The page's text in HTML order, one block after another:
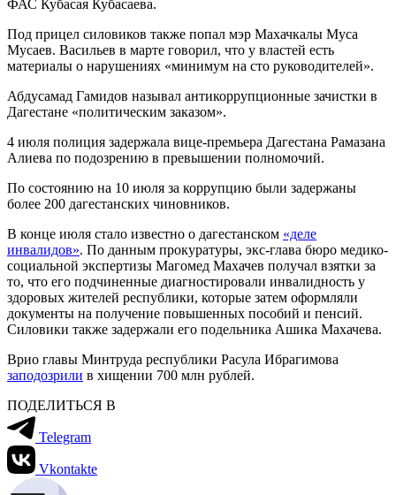
ФАС Кубасая Кубасаева.
Под прицел силовиков также попал мэр Махачкалы Муса
Мусаев. Васильев в марте говорил, что у властей есть
материалы о нарушениях «минимум на сто руководителей».
Абдусамад Гамидов называл антикоррупционные зачистки в
Дагестане «политическим заказом».
4 июля полиция задержала вице-премьера Дагестана Рамазана
Алиева по подозрению в превышении полномочий.
По состоянию на 10 июля за коррупцию были задержаны
более 200 дагестанских чиновников.
В конце июля стало известно о дагестанском «деле
инвалидов». По данным прокуратуры, экс-глава бюро медико-
социальной экспертизы Магомед Махачев получал взятки за
то, что его подчиненные диагностировали инвалидность у
здоровых жителей республики, которые затем оформляли
документы на получение повышенных пособий и пенсий.
Силовики также задержали его подельника Ашика Махачева.
Врио главы Минтруда республики Расула Ибрагимова
заподозрили в хищении 700 млн рублей.
ПОДЕЛИТЬСЯ В
Telegram
Vkontakte